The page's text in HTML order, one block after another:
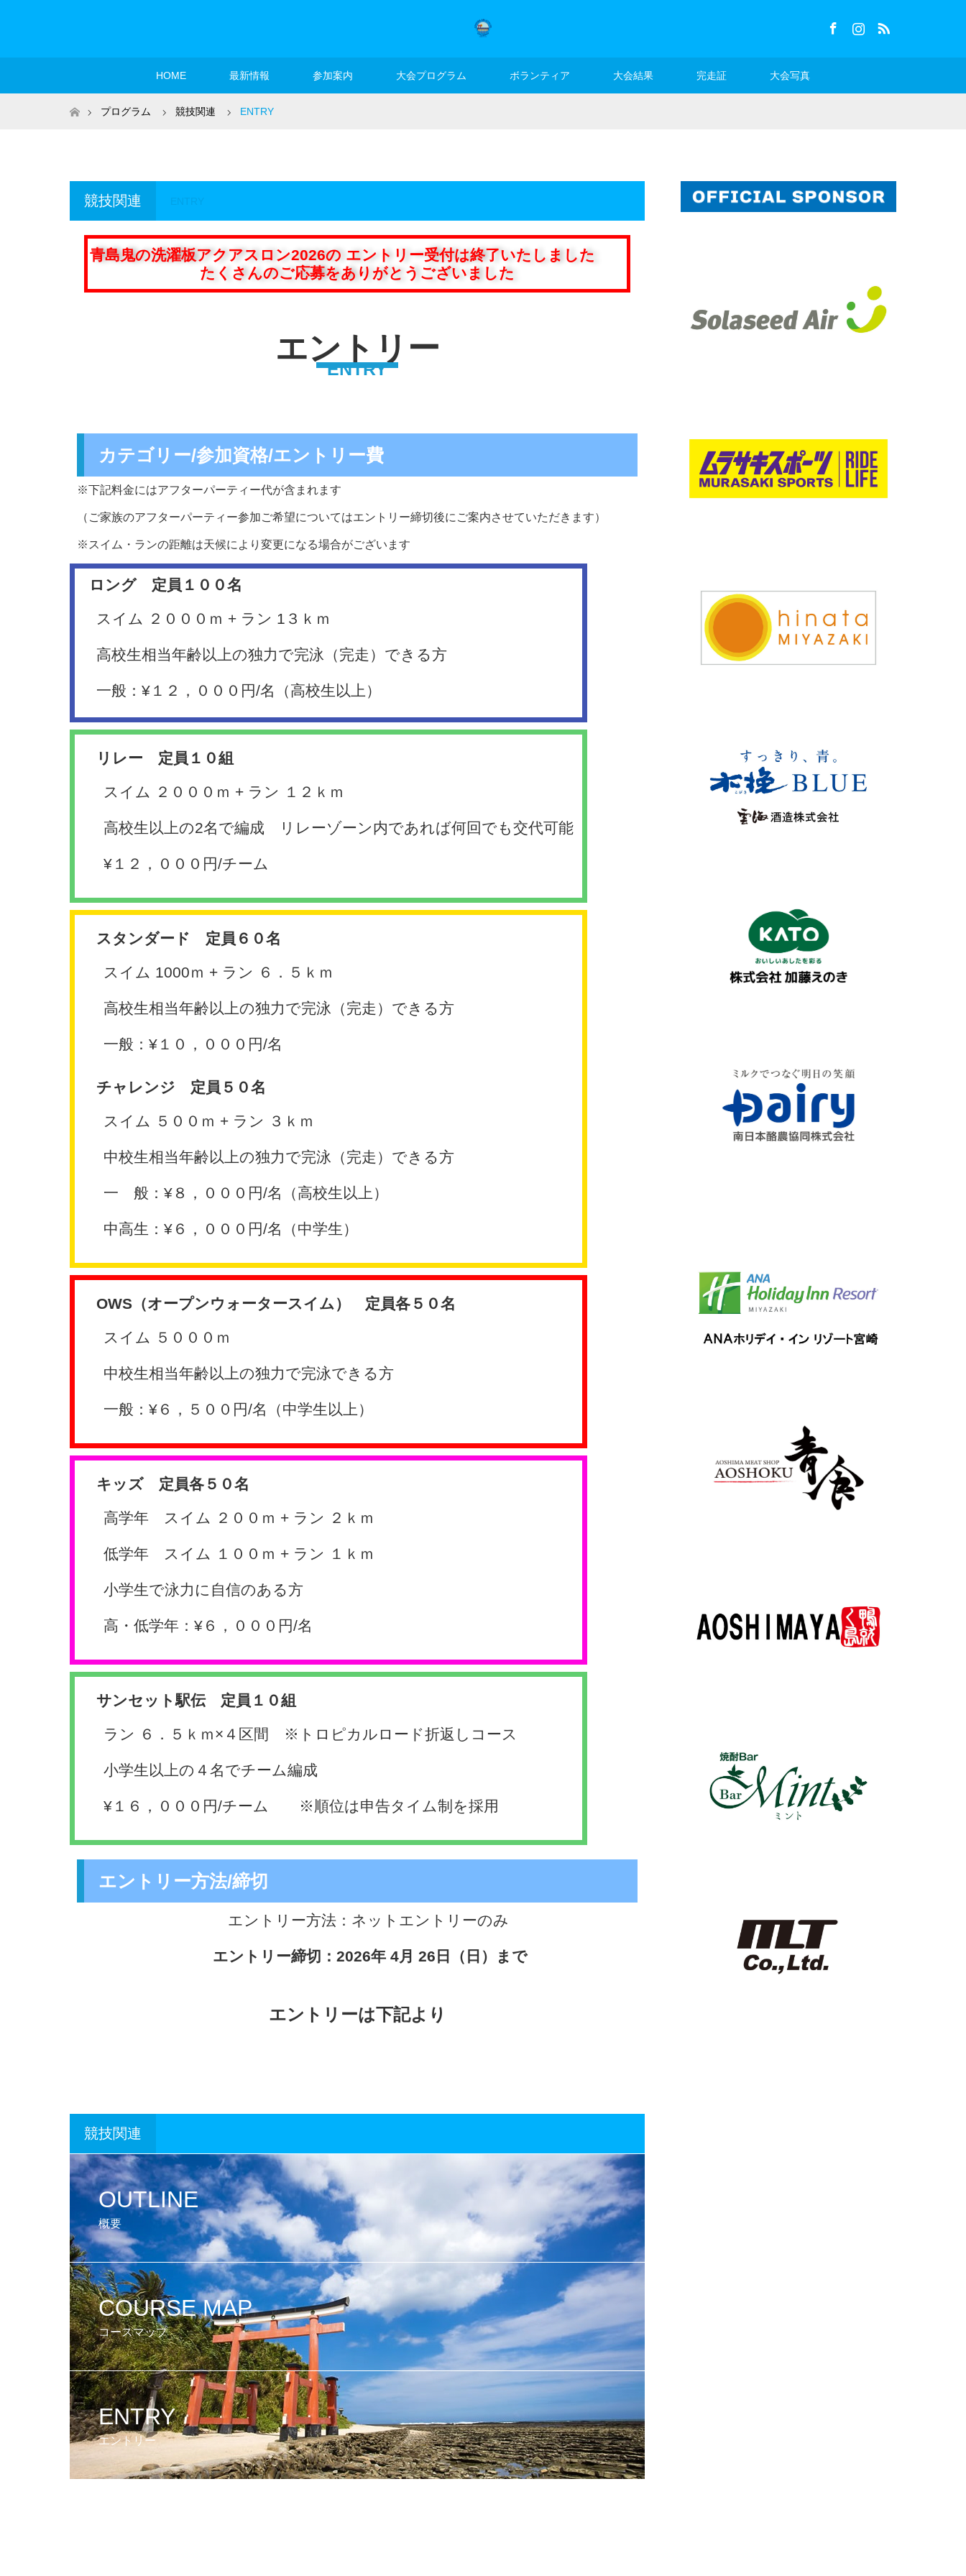
HOME 最新情報 参加案内 大会プログラム ボランティア 大会結果 完走証 大会写真
ホームプログラム 競技関連 ENTRY
競技関連
青島鬼の洗濯板アクアスロン2026の エントリー受付は終了いたしました
たくさんのご応募をありがとうございました
エントリー
ENTRY
カテゴリー/参加資格/エントリー費
※下記料金にはアフターパーティー代が含まれます
（ご家族のアフターパーティー参加ご希望についてはエントリー締切後にご案内させていただきます）
※スイム・ランの距離は天候により変更になる場合がございます
ロング 定員１００名
スイム ２０００ｍ + ラン 1３ｋｍ
高校生相当年齢以上の独力で完泳（完走）できる方
一般：¥１２，０００円/名（高校生以上）
リレー 定員１０組
スイム ２０００ｍ + ラン １２ｋｍ
高校生以上の2名で編成 リレーゾーン内であれば何回でも交代可能
¥１２，０００円/チーム
スタンダード 定員６０名
スイム 1000ｍ + ラン ６．５ｋｍ
高校生相当年齢以上の独力で完泳（完走）できる方
一般：¥１０，０００円/名
チャレンジ 定員５０名
スイム ５００ｍ + ラン ３ｋｍ
中校生相当年齢以上の独力で完泳（完走）できる方
一 般：¥８，０００円/名（高校生以上）
中高生：¥６，０００円/名（中学生）
OWS（オープンウォータースイム） 定員各５０名
スイム ５０００ｍ
中校生相当年齢以上の独力で完泳できる方
一般：¥６，５００円/名（中学生以上）
キッズ 定員各５０名
高学年 スイム ２００ｍ + ラン ２ｋｍ
低学年 スイム １００ｍ + ラン １ｋｍ
小学生で泳力に自信のある方
高・低学年：¥６，０００円/名
サンセット駅伝 定員１０組
ラン ６．５ｋｍ×４区間 ※トロピカルロード折返しコース
小学生以上の４名でチーム編成
¥１６，０００円/チーム ※順位は申告タイム制を採用
エントリー方法/締切
エントリー方法：ネットエントリーのみ
エントリー締切：2026年 4月 26日（日）まで
エントリーは下記より
競技関連
OUTLINE
概要
COURSE MAP
コースマップ
ENTRY
エントリー